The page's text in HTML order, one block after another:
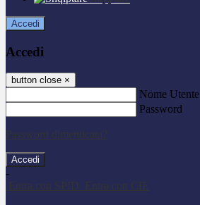
Accedi
Accedi
button close ×
Nome Utente
Password
Password dimenticata?
-
Entra con SPID
Entra con CIE